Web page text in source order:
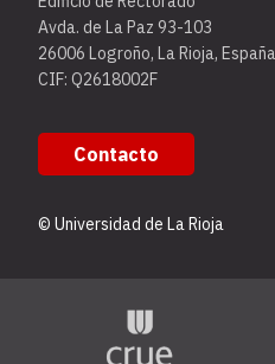
Avda. de La Paz 93-103
26006 Logroño, La Rioja, España
CIF: Q2618002F
Contacto
© Universidad de La Rioja